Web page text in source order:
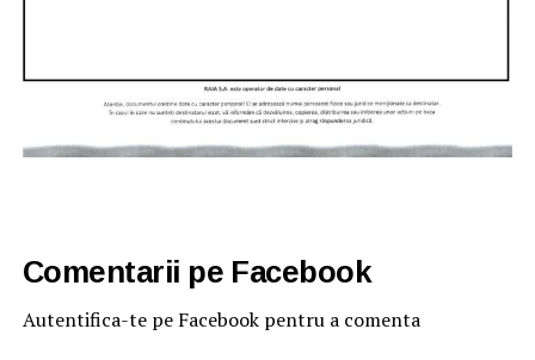
Comentarii pe Facebook
Autentifica-te pe Facebook pentru a comenta